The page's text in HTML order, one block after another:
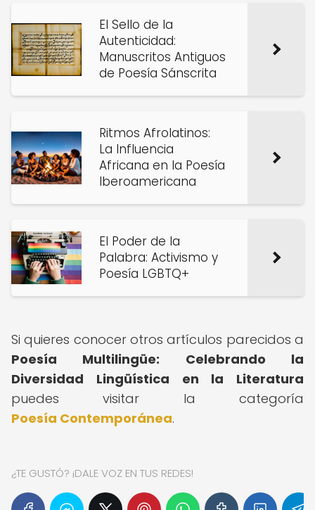
El Sello de la
Autenticidad:
Manuscritos Antiguos
de Poesía Sánscrita
Ritmos Afrolatinos:
La Influencia
Africana en la Poesía
Iberoamericana
El Poder de la
Palabra: Activismo y
Poesía LGBTQ+
Si quieres conocer otros artículos parecidos a
Poesía Multilingüe: Celebrando la
Diversidad Lingüística en la Literatura
puedes visitar la categoría
Poesía Contemporánea.
¿TE GUSTÓ? ¡DALE VOZ EN TUS REDES!